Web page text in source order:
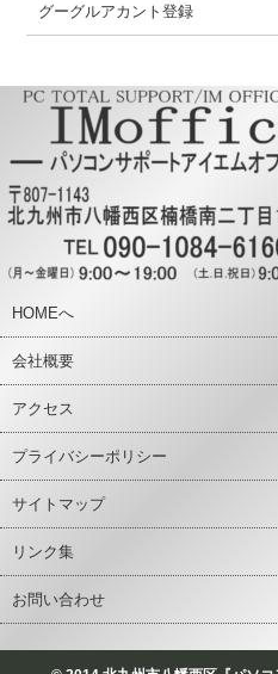
グーグルアカント登録
HOMEへ
会社概要
アクセス
プライバシーポリシー
サイトマップ
リンク集
お問い合わせ